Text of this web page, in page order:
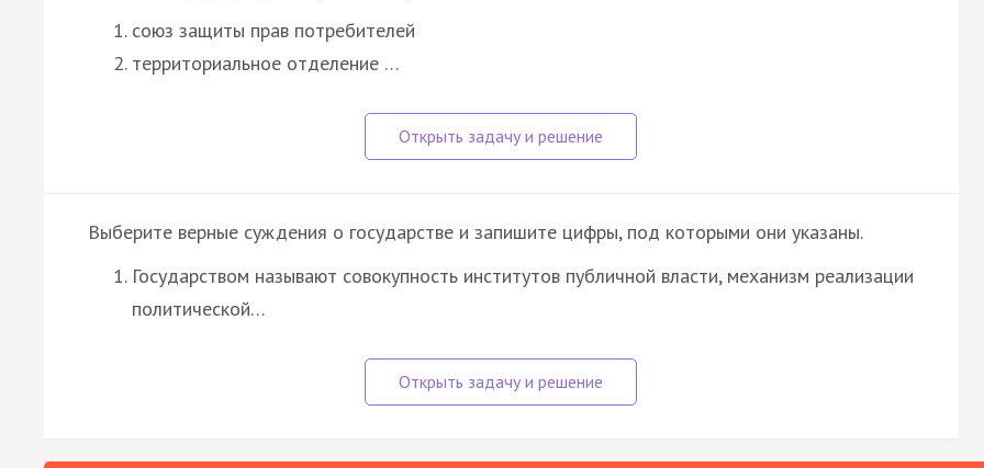
союз защиты прав потребителей
территориальное отделение …
Выберите верные суждения о государстве и запишите цифры, под которыми они указаны.
Государством называют совокупность институтов публичной власти, механизм реализации
политической…